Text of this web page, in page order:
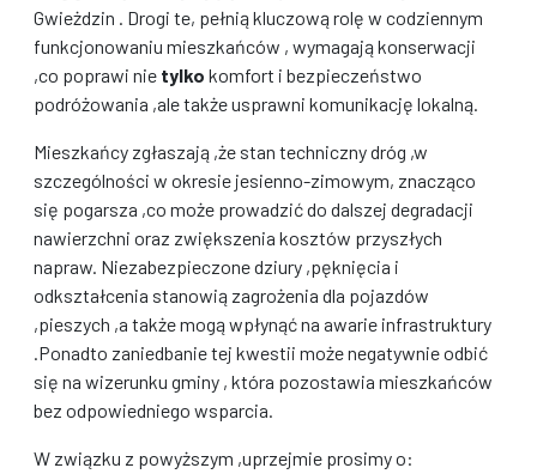
Gwieżdzin . Drogi te, pełnią kluczową rolę w codziennym
funkcjonowaniu mieszkańców , wymagają konserwacji
,co poprawi nie tylko komfort i bezpieczeństwo
podróżowania ,ale także usprawni komunikację lokalną.
Mieszkańcy zgłaszają ,że stan techniczny dróg ,w
szczególności w okresie jesienno-zimowym, znacząco
się pogarsza ,co może prowadzić do dalszej degradacji
nawierzchni oraz zwiększenia kosztów przyszłych
napraw. Niezabezpieczone dziury ,pęknięcia i
odkształcenia stanowią zagrożenia dla pojazdów
,pieszych ,a także mogą wpłynąć na awarie infrastruktury
.Ponadto zaniedbanie tej kwestii może negatywnie odbić
się na wizerunku gminy , która pozostawia mieszkańców
bez odpowiedniego wsparcia.
W związku z powyższym ,uprzejmie prosimy o: